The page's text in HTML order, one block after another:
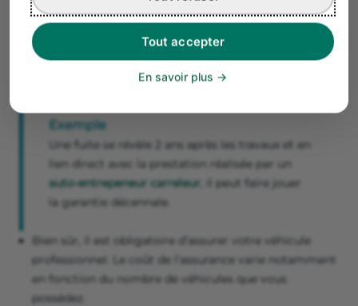
Tout accepter
En savoir plus
💶 Comptez plusieurs centaines d’euros par an.
Cependant, de nombreux assureurs proposent des
Exemple
Une fuite se révèle 2 ans après les travaux et en
lien direct avec la prestation réalisée par un
auto-entrepeneur carreleur , il peut faire jouer
la garantie décennale.
Bien sûr, il est obligatoire d’assurer votre véhicule
professionnel. Le coût de l’assurance varie notamment
en fonction du nombre de véhicules que vous
possédez.